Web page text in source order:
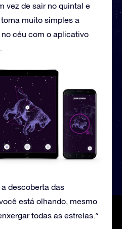
vez de sair no quintal e
muito simples a
céu com o aplicativo
descoberta das
está olhando, mesmo
todas as estrelas.”